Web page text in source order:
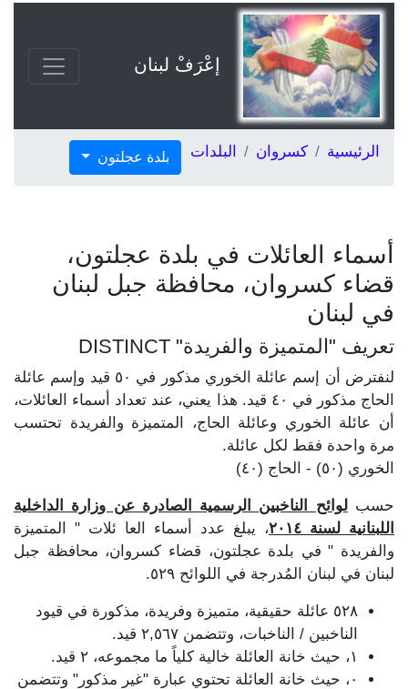
إعْرَفْ لبنان
الرئيسية كسروان البلدات بلدة عجلتون
أسماء العائلات في بلدة عجلتون،
قضاء كسروان، محافظة جبل لبنان
في لبنان
تعريف "المتميزة والفريدة" DISTINCT
لنفترض أن إسم عائلة الخوري مذكور في ٥٠ قيد وإسم عائلة
الحاج مذكور في ٤٠ قيد. هذا يعني، عند تعداد أسماء العائلات،
أن عائلة الخوري وعائلة الحاج، المتميزة والفريدة تحتسب
مرة واحدة فقط لكل عائلة.
الخوري (٥٠) - الحاج (٤٠)
حسبلوائح الناخبين الرسمية الصادرة عن وزارة الداخلية
اللبنانية لسنة ٢٠١٤
، يبلغ عدد أسماء العا ئلات " المتميزة
والفريدة " في بلدة عجلتون، قضاء كسروان، محافظة جبل
لبنان في لبنان المُدرجة في اللوائح ٥٢٩.
٥٢٨ عائلة حقيقية، متميزة وفريدة، مذكورة في قيود
الناخبين / الناخبات، وتتضمن ٢,٥٦٧ قيد.
١، حيث خانة العائلة خالية كلياً ما مجموعه، ٢ قيد.
٠، حيث خانة العائلة تحتوي عبارة "غير مذكور" وتتضمن